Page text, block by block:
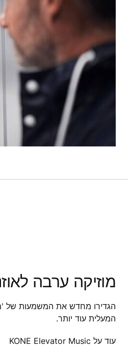
מוזיקה ערבה
הגדירו מחדש את המשמעות של
המעלית עוד יותר.
עוד על KONE Elevator Music